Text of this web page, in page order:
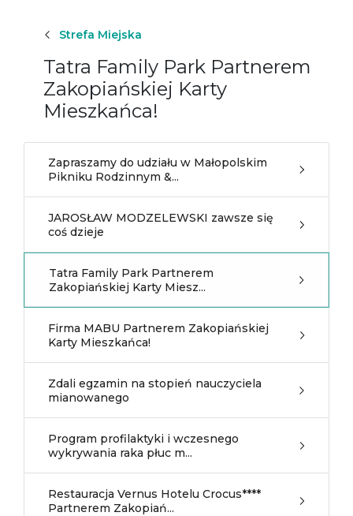
Strefa Miejska
Tatra Family Park Partnerem
Zakopiańskiej Karty
Mieszkańca!
Zapraszamy do udziału w Małopolskim
Pikniku Rodzinnym &...
JAROSŁAW MODZELEWSKI zawsze się
coś dzieje
Tatra Family Park Partnerem
Zakopiańskiej Karty Miesz...
Firma MABU Partnerem Zakopiańskiej
Karty Mieszkańca!
Zdali egzamin na stopień nauczyciela
mianowanego
Program profilaktyki i wczesnego
wykrywania raka płuc m...
Restauracja Vernus Hotelu Crocus****
Partnerem Zakopiań...